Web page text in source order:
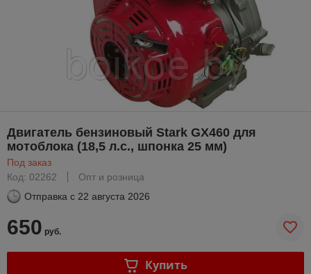
Двигатель бензиновый Stark GX460 для
мотоблока (18,5 л.с., шпонка 25 мм)
Под заказ
Код: 02262
Опт и розница
Отправка с 22 августа 2026
650 руб.
Купить